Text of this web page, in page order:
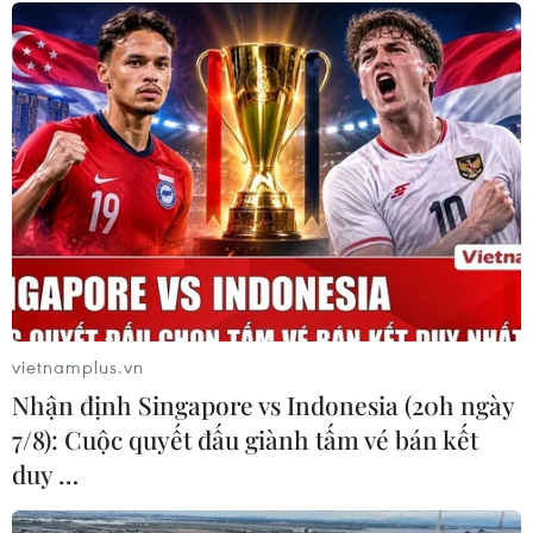
Lễ hóa vàng ngày Tết là
một nghi thức quan trọng
trong phong tục thờ cúng
Tổ tiên của người Việt, thể
hiện đạo lý “Uống nước
nhớ nguồn,” đề cao chữ
hiếu, tri ân nguồn cội.
NGHE
Chơi Thủy tiên cầu kỳ từ
cách chọn và gọt củ, xén
lá, phá ngọc, cạo cuống
hoa, rồi chăm chút thủy
dưỡng trong gần 1 tháng,
không khác gì chăm con
mọn. Nhưng ai đã bị cuốn
vào thì mê say không dứt
nổi.
NGHE
vietnamplus.vn
Nhận định Singapore vs Indonesia (20h ngày
7/8): Cuộc quyết đấu giành tấm vé bán kết
duy …